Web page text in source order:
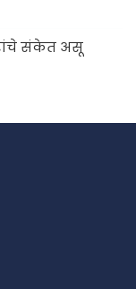
संकेत असू